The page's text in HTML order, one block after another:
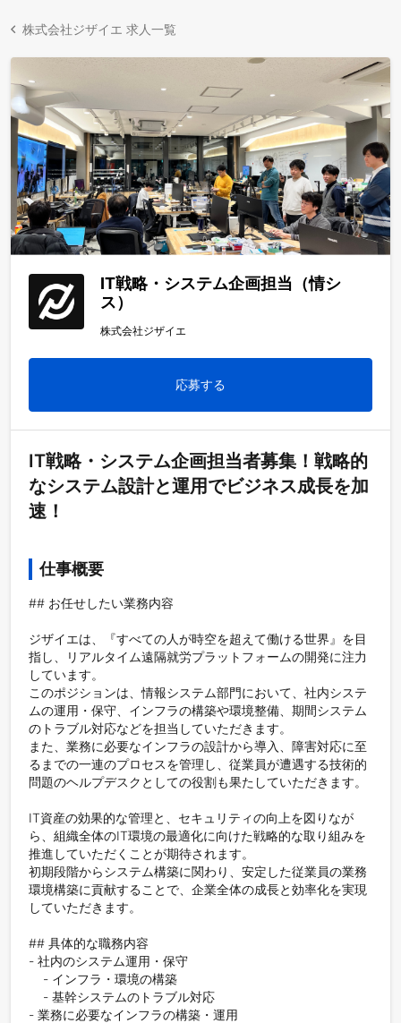
株式会社ジザイエ 求人一覧
IT戦略・システム企画担当（情シ
ス）
株式会社ジザイエ
応募する
IT戦略・システム企画担当者募集！戦略的
なシステム設計と運用でビジネス成長を加
速！
仕事概要
## お任せしたい業務内容
ジザイエは、『すべての人が時空を超えて働ける世界』を目
指し、リアルタイム遠隔就労プラットフォームの開発に注力
しています。
このポジションは、情報システム部門において、社内システ
ムの運用・保守、インフラの構築や環境整備、期間システム
のトラブル対応などを担当していただきます。
また、業務に必要なインフラの設計から導入、障害対応に至
るまでの一連のプロセスを管理し、従業員が遭遇する技術的
問題のヘルプデスクとしての役割も果たしていただきます。
IT資産の効果的な管理と、セキュリティの向上を図りなが
ら、組織全体のIT環境の最適化に向けた戦略的な取り組みを
推進していただくことが期待されます。
初期段階からシステム構築に関わり、安定した従業員の業務
環境構築に貢献することで、企業全体の成長と効率化を実現
していただきます。
## 具体的な職務内容
- 社内のシステム運用・保守
- 業務に必要なインフラの構築・運用